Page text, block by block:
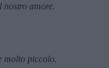
amore.
molto piccolo.